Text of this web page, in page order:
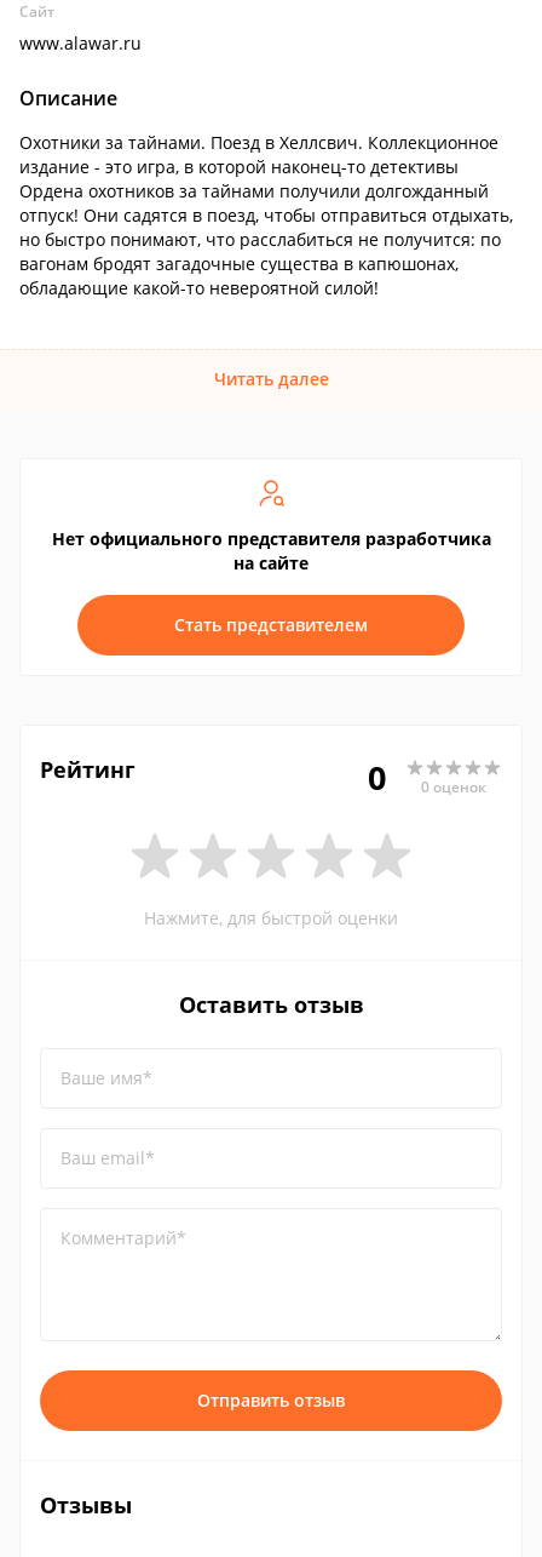
Сайт
www.alawar.ru
Описание
Охотники за тайнами. Поезд в Хеллсвич. Коллекционное
издание - это игра, в которой наконец-то детективы
Ордена охотников за тайнами получили долгожданный
отпуск! Они садятся в поезд, чтобы отправиться отдыхать,
но быстро понимают, что расслабиться не получится: по
вагонам бродят загадочные существа в капюшонах,
обладающие какой-то невероятной силой!
Читать далее
Нет официального представителя разработчика
на сайте
Стать представителем
Рейтинг 0 0 оценок
Нажмите, для быстрой оценки
Оставить отзыв
Ваше имя*
Ваш email*
Комментарий*
Отправить отзыв
Отзывы